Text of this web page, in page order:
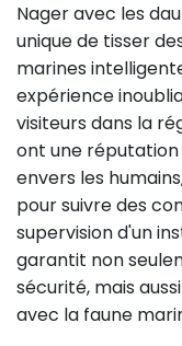
Nager avec les
unique de tisser
marines
expérience
visiteurs dans la
ont une
envers les
pour suivre des
supervision d'un
garantit non
sécurité, mais
avec la faune